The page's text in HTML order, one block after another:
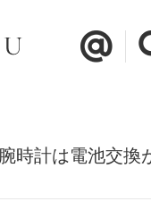
時計は電池交換